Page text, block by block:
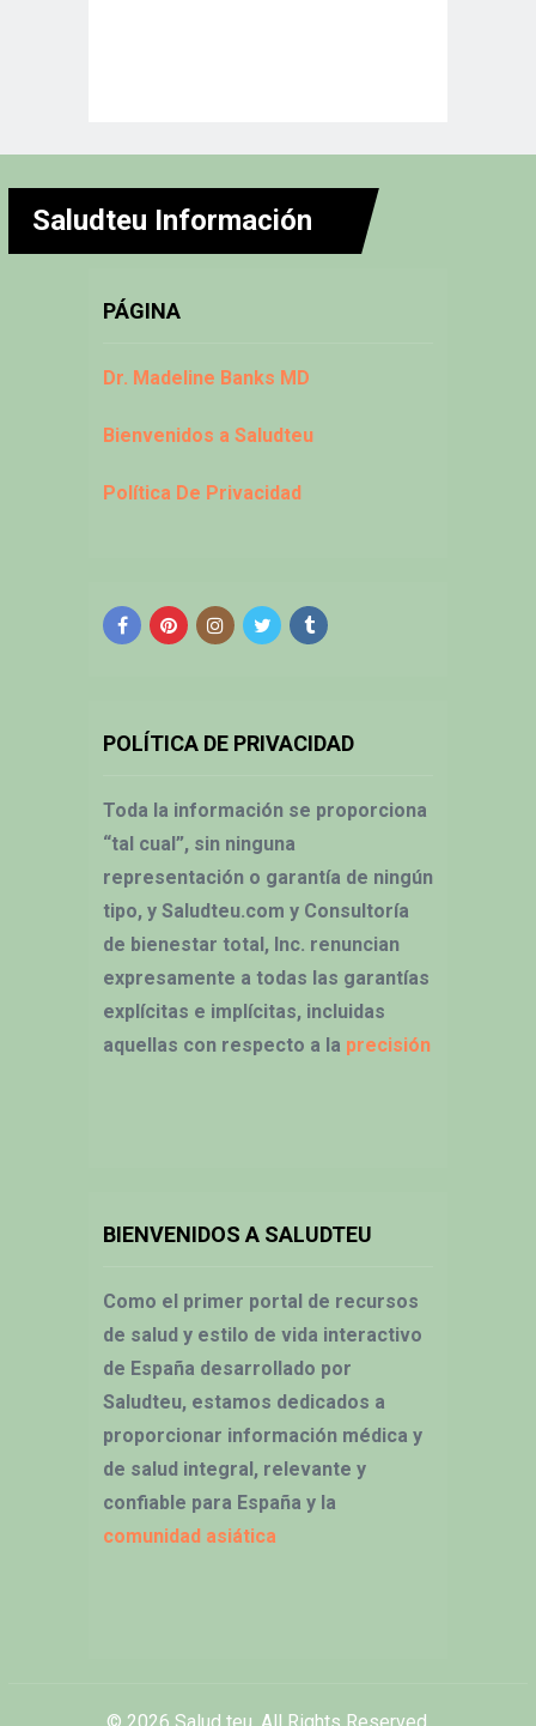
Saludteu Información
PÁGINA
Dr. Madeline Banks MD
Bienvenidos a Saludteu
Política De Privacidad
POLÍTICA DE PRIVACIDAD
Toda la información se proporciona
“tal cual”, sin ninguna
representación o garantía de ningún
tipo, y Saludteu.com y Consultoría
de bienestar total, Inc. renuncian
expresamente a todas las garantías
explícitas e implícitas, incluidas
aquellas con respecto a la precisión
BIENVENIDOS A SALUDTEU
Como el primer portal de recursos
de salud y estilo de vida interactivo
de España desarrollado por
Saludteu, estamos dedicados a
proporcionar información médica y
de salud integral, relevante y
confiable para España y la
comunidad asiática